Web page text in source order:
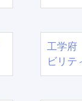
工学府
ビリテ